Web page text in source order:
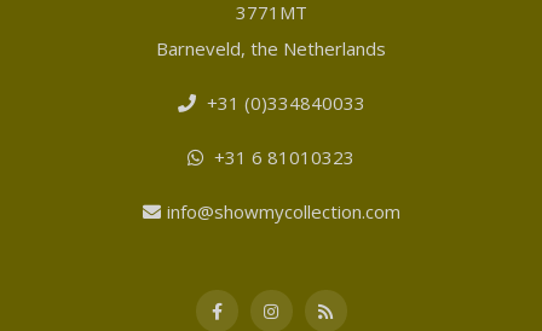
3771MT
Barneveld, the Netherlands
+31 (0)334840033
+31 6 81010323
info@showmycollection.com